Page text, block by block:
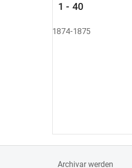
1 - 40
1874-1875
Archivar werden